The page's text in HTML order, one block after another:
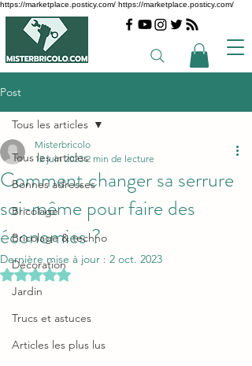
https://marketplace.posticy.com/ https://marketplace.posticy.com/
Post
Tous les articles
Bonnes adresses
Bricolage
Bricolage & techno
Décoration
Jardin
Trucs et astuces
Articles les plus lus
Tous les articles
Comment changer sa serrure
soi-même pour faire des
économies ?
Misterbricolo
12 juin 2023 2 min de lecture
Dernière mise à jour : 2 oct. 2023
Noté NaN étoiles sur 5.